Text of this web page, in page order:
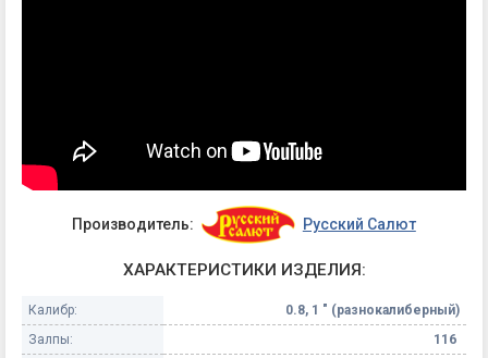
Производитель: Русский Салют
ХАРАКТЕРИСТИКИ ИЗДЕЛИЯ:
Калибр:
0.8, 1 " (разнокалиберный)
Залпы:
116